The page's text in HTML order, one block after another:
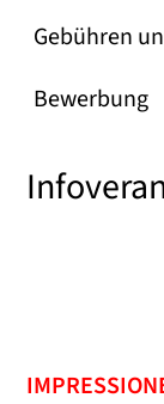
Gebühren
Bewerbung